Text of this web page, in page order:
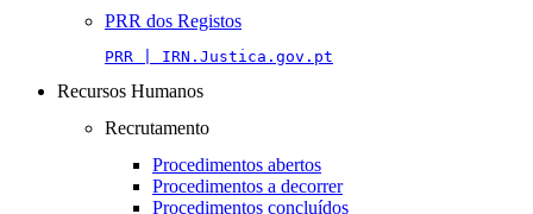
PRR dos Registos
PRR | IRN.Justica.gov.pt
Recursos Humanos
Recrutamento
Procedimentos abertos
Procedimentos a decorrer
Procedimentos concluídos